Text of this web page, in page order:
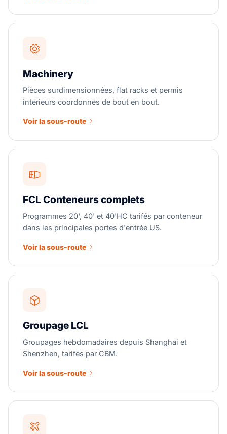
Machinery
Pièces surdimensionnées, flat racks et permis
intérieurs coordonnés de bout en bout.
Voir la sous-route
FCL Conteneurs complets
Programmes 20', 40' et 40'HC tarifés par conteneur
dans les principales portes d'entrée US.
Voir la sous-route
Groupage LCL
Groupages hebdomadaires depuis Shanghai et
Shenzhen, tarifés par CBM.
Voir la sous-route